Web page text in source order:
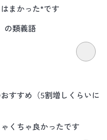
まかった*です
の類義語
すすめ（5割増しくらいに
くちゃ良かったです